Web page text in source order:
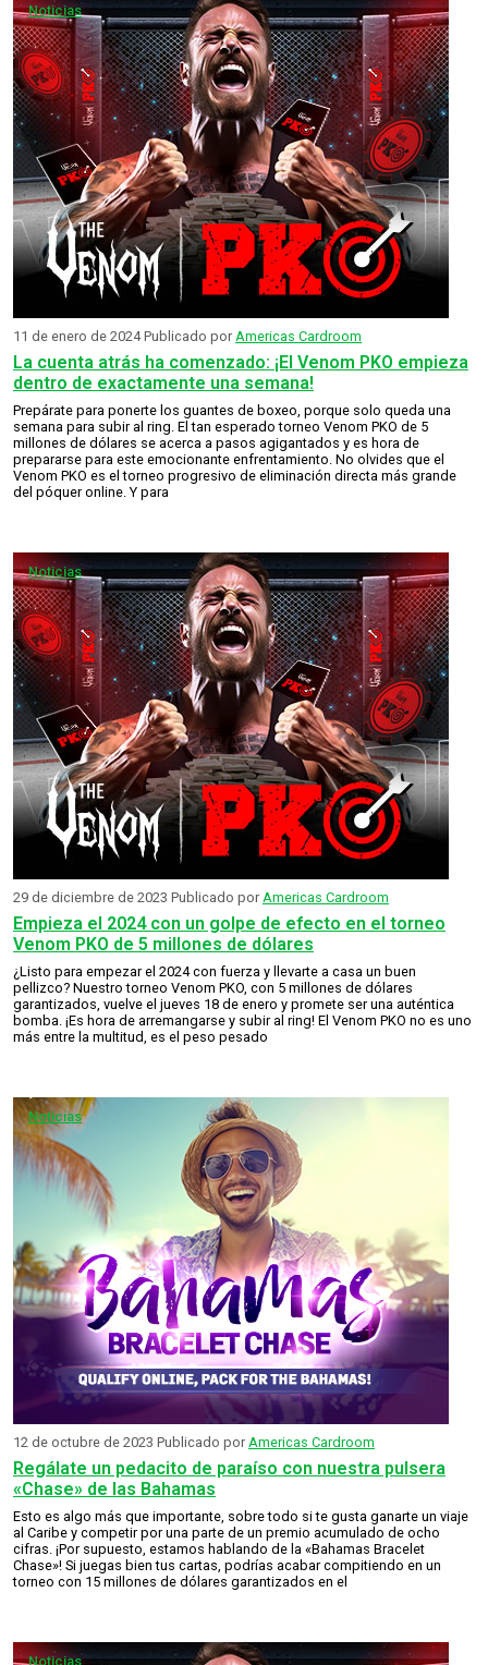
Noticias
La cuenta atrás ha comenzado: ¡El Venom PKO empieza
dentro de exactamente una semana!
11 de enero de 2024Publicado por Americas Cardroom
Prepárate para ponerte los guantes de boxeo, porque solo queda una
semana para subir al ring. El tan esperado torneo Venom PKO de 5
millones de dólares se acerca a pasos agigantados y es hora de
prepararse para este emocionante enfrentamiento. No olvides que el
Venom PKO es el torneo progresivo de eliminación directa más grande
del póquer online. Y para
Noticias
Empieza el 2024 con un golpe de efecto en el torneo
Venom PKO de 5 millones de dólares
29 de diciembre de 2023 Publicado por Americas Cardroom
¿Listo para empezar el 2024 con fuerza y llevarte a casa un buen
pellizco? Nuestro torneo Venom PKO, con 5 millones de dólares
garantizados, vuelve el jueves 18 de enero y promete ser una auténtica
bomba. ¡Es hora de arremangarse y subir al ring! El Venom PKO no es uno
más entre la multitud, es el peso pesado
Noticias
Regálate un pedacito de paraíso con nuestra pulsera
«Chase» de las Bahamas
12 de octubre de 2023 Publicado por Americas Cardroom
Esto es algo más que importante, sobre todo si te gusta ganarte un viaje
al Caribe y competir por una parte de un premio acumulado de ocho
cifras. ¡Por supuesto, estamos hablando de la «Bahamas Bracelet
Chase»! Si juegas bien tus cartas, podrías acabar compitiendo en un
torneo con 15 millones de dólares garantizados en el
Noticias